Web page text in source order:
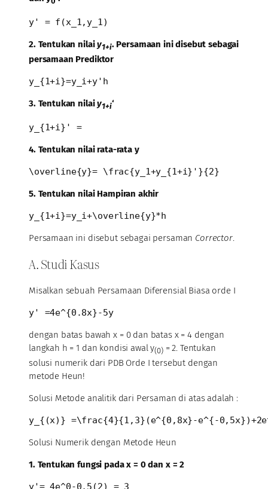
y' = f(x_1,y_1)
2. Tentukan nilaiy1+i. Persamaan ini disebut sebagai
persamaan Prediktor
y_{1+i}=y_i+y'h
3. Tentukan nilaiy1+i‘
y_{1+i}' =
4. Tentukan nilai rata-rata y
\overline{y}= \frac{y_1+y_{1+i}'}{2}
5. Tentukan nilai Hampiran akhir
y_{1+i}=y_i+\overline{y}*h
Persamaan ini disebut sebagai persaman Corrector.
A. Studi Kasus
Misalkan sebuah Persamaan Diferensial Biasa orde I
y' =4e^{0.8x}-5y
dengan batas bawah x = 0 dan batas x = 4 dengan
langkah h = 1 dan kondisi awal y(0)= 2. Tentukan
solusi numerik dari PDB Orde I tersebut dengan
metode Heun!
Solusi Metode analitik dari Persaman di atas adalah :
y_{(x)} =\frac{4}{1,3}(e^{0,8x}-e^{-
Solusi Numerik dengan Metode Heun
1. Tentukan fungsi pada x = 0 dan x = 2
y'= 4e^0-0,5(2) = 3